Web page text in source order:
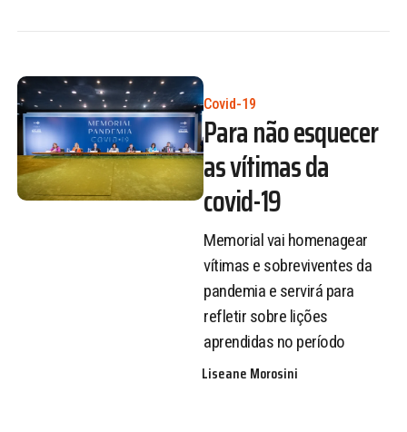
Covid-19
Para não esquecer
as vítimas da
covid-19
Memorial vai homenagear
vítimas e sobreviventes da
pandemia e servirá para
refletir sobre lições
aprendidas no período
Liseane Morosini